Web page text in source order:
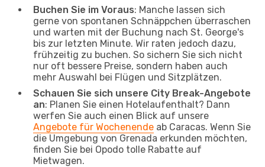
Buchen Sie im Voraus: Manche lassen sich
gerne von spontanen Schnäppchen überraschen
und warten mit der Buchung nach St. George's
bis zur letzten Minute. Wir raten jedoch dazu,
frühzeitig zu buchen. So sichern Sie sich nicht
nur oft bessere Preise, sondern haben auch
mehr Auswahl bei Flügen und Sitzplätzen.
Schauen Sie sich unsere City Break-Angebote
an: Planen Sie einen Hotelaufenthalt? Dann
werfen Sie auch einen Blick auf unsere
Angebote für Wochenende ab Caracas. Wenn Sie
die Umgebung von Grenada erkunden möchten,
finden Sie bei Opodo tolle Rabatte auf
Mietwagen.